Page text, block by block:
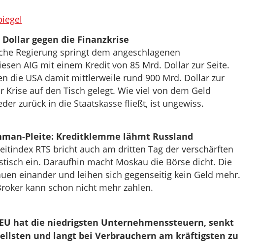
gegen die Finanzkrise
Regierung springt dem angeschlagenen
AIG mit einem Kredit von 85 Mrd. Dollar zur Seite.
die USA damit mittlerweile rund 900 Mrd. Dollar zur
Krise auf den Tisch gelegt. Wie viel von dem Geld
zurück in die Staatskasse fließt, ist ungewiss.
Pleite: Kreditklemme lähmt Russland
RTS bricht auch am dritten Tag der verschärften
ein. Daraufhin macht Moskau die Börse dicht. Die
einander und leihen sich gegenseitig kein Geld mehr.
kann schon nicht mehr zahlen.
EU hat die niedrigsten Unternehmenssteuern, senkt
und langt bei Verbrauchern am kräftigsten zu